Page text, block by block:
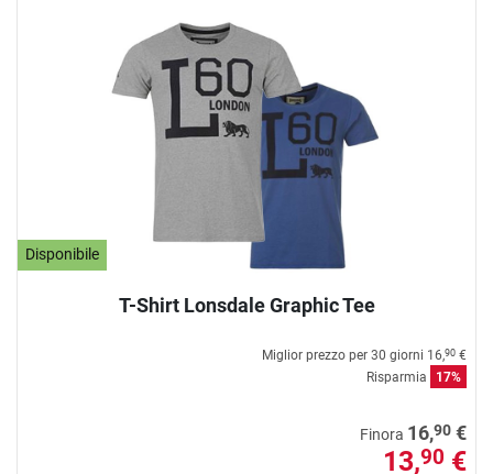
Disponibile
T-Shirt Lonsdale Graphic Tee
Miglior prezzo per 30 giorni 16,90 €
Risparmia
17%
Finora 16,90 €
13,90 €